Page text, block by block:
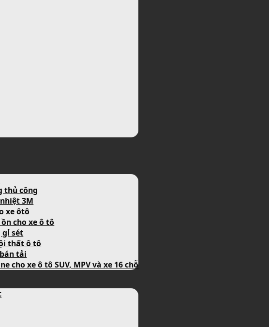
thủ công
3M
xe ôtô
cho xe ô tô
gỉ sét
thất ô tô
tải
cho xe ô tô SUV, MPV và xe 16 chỗ